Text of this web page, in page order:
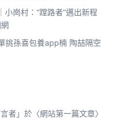
小崗村：“蹚路者”邁出新程
挑孫喜包養app楠 陶喆隔空
者 」於〈網站第一篇文章〉